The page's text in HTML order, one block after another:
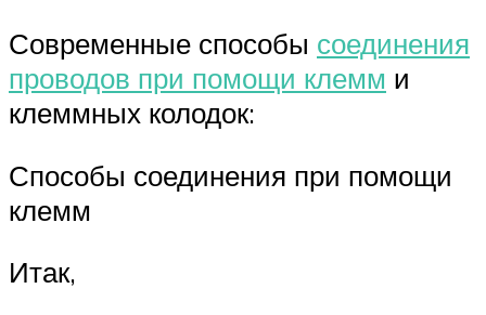
Современные способы соединения
проводов при помощи клемм и
клеммных колодок:
Способы соединения при помощи
клемм
Итак,